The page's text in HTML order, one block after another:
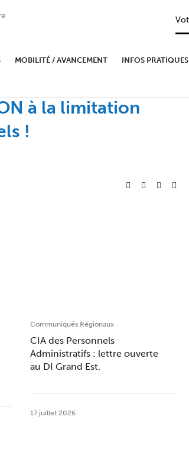
MOBILITÉ / AVANCEMENT INFOS PRATIQUES
à la limitation
!
Communiqués Régionaux
CIA des Personnels
Administratifs : lettre ouverte
au DI Grand Est.
17 juillet 2026